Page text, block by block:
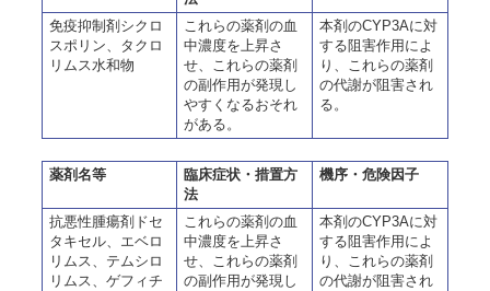
免疫抑制剤シクロ
スポリン、タクロ
リムス水和物
これらの薬剤の血
中濃度を上昇さ
せ、これらの薬剤
の副作用が発現し
やすくなるおそれ
がある。
本剤のCYP3Aに対
する阻害作用によ
り、これらの薬剤
の代謝が阻害され
る。
薬剤名等
臨床症状・措置方
法
機序・危険因子
抗悪性腫瘍剤ドセ
タキセル、エベロ
リムス、テムシロ
リムス、ゲフィチ
これらの薬剤の血
中濃度を上昇さ
せ、これらの薬剤
の副作用が発現し
本剤のCYP3Aに対
する阻害作用によ
り、これらの薬剤
の代謝が阻害され